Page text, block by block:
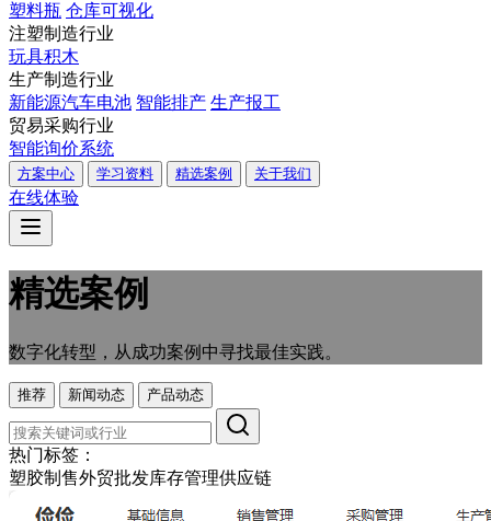
塑料瓶 仓库可视化
注塑制造行业
玩具积木
生产制造行业
新能源汽车电池 智能排产 生产报工
贸易采购行业
智能询价系统
方案中心 学习资料 精选案例 关于我们
在线体验
精选案例
数字化转型，从成功案例中寻找最佳实践。
推荐 新闻动态 产品动态
热门标签：
塑胶制售外贸批发库存管理供应链